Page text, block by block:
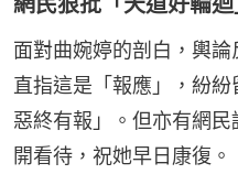
面對曲婉婷的剖白，輿
直指這是「報應」，紛
惡終有報」。但亦有網
開看待，祝她早日康復。